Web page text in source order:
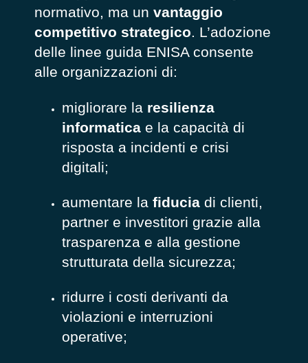
normativo, ma un vantaggio
competitivo strategico. L’adozione
delle linee guida ENISA consente
alle organizzazioni di:
migliorare la resilienza
informaticae la capacità di
risposta a incidenti e crisi
digitali;
aumentare la fiduciadi clienti,
partner e investitori grazie alla
trasparenza e alla gestione
strutturata della sicurezza;
ridurre i costi derivanti da
violazioni e interruzioni
operative;